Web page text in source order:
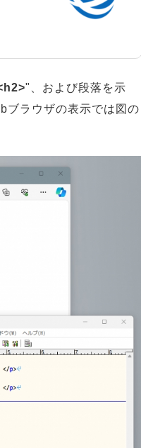
"、および段落を示
ブラウザの表示では図の